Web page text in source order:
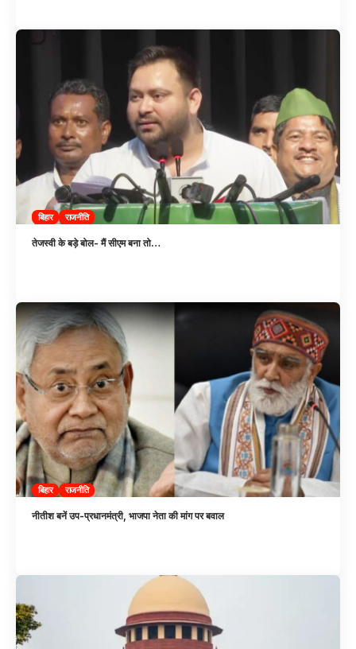
बिहार राजनीति
तेजस्वी के बड़े बोल- मैं सीएम बना तो…
बिहार राजनीति
नीतीश बनें उप-प्रधानमंत्री, भाजपा नेता की मांग पर बवाल